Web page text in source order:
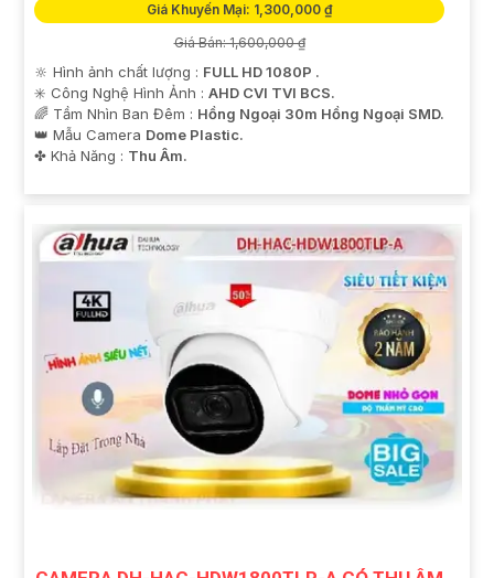
Giá Khuyến Mại: 1,300,000 ₫
Giá Bán: 1,600,000 ₫
🔆 Hình ảnh chất lượng : FULL HD 1080P .
✳️ Công Nghệ Hình Ảnh : AHD CVI TVI BCS.
🌈 Tầm Nhìn Ban Đêm : Hồng Ngoại 30m Hồng Ngoại SMD.
👑 Mẫu Camera Dome Plastic.
️✤ Khả Năng : Thu Âm.